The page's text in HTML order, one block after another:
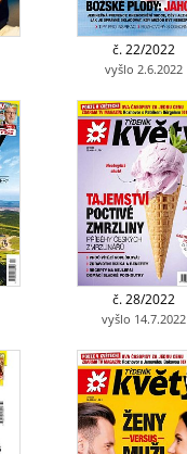
č. 22/2022
vyšlo 2.6.2022
č. 28/2022
vyšlo 14.7.2022